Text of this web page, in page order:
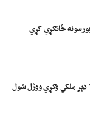
ځانګړي کړي